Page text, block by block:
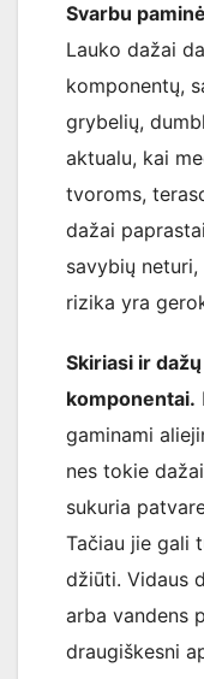
Svarbu
Lauko dažai
komponentų,
grybelių,
aktualu, kai
tvoroms,
dažai
savybių
rizika yra
Skiriasi ir
komponentai.
gaminami
nes tokie
sukuria
Tačiau jie gali
džiūti. Vidaus
arba vandens
draugiškesni